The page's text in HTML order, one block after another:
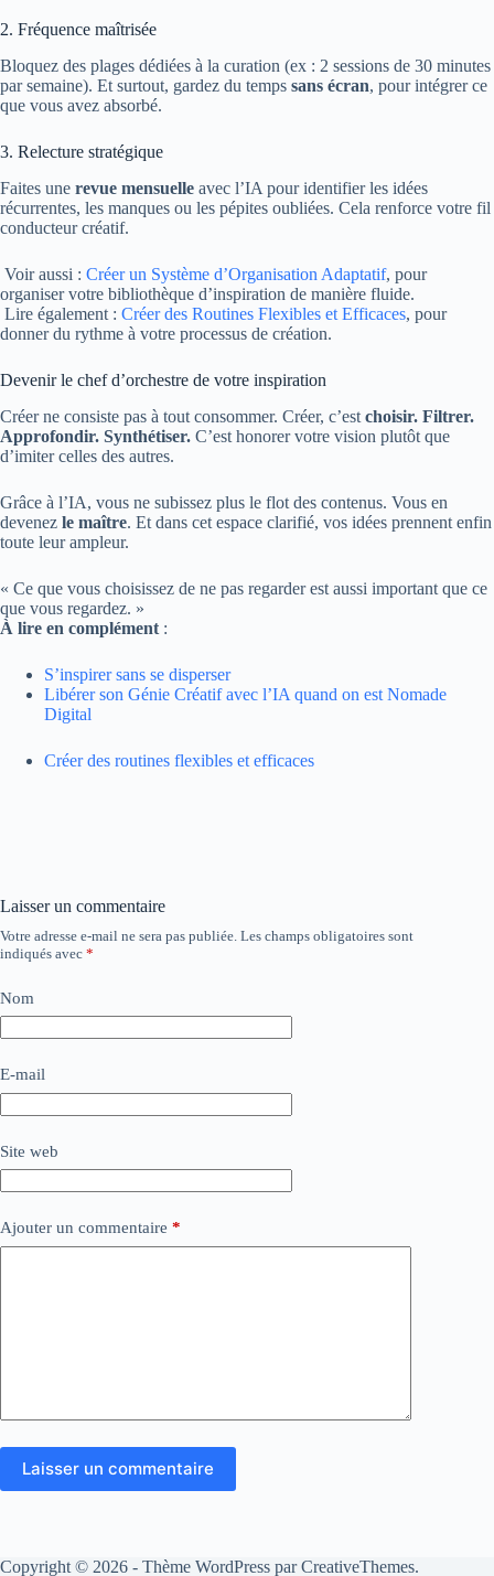
2. Fréquence maîtrisée
Bloquez des plages dédiées à la curation (ex : 2 sessions de 30 minutes
par semaine). Et surtout, gardez du temps sans écran, pour intégrer ce
que vous avez absorbé.
3. Relecture stratégique
Faites une revue mensuelle avec l’IA pour identifier les idées
récurrentes, les manques ou les pépites oubliées. Cela renforce votre fil
conducteur créatif.
Voir aussi : Créer un Système d’Organisation Adaptatif, pour
organiser votre bibliothèque d’inspiration de manière fluide.
Lire également : Créer des Routines Flexibles et Efficaces, pour
donner du rythme à votre processus de création.
Devenir le chef d’orchestre de votre inspiration
Créer ne consiste pas à tout consommer. Créer, c’est choisir. Filtrer.
Approfondir. Synthétiser. C’est honorer votre vision plutôt que
d’imiter celles des autres.
Grâce à l’IA, vous ne subissez plus le flot des contenus. Vous en
devenez le maître. Et dans cet espace clarifié, vos idées prennent enfin
toute leur ampleur.
« Ce que vous choisissez de ne pas regarder est aussi important que ce
que vous regardez. »
À lire en complément :
S’inspirer sans se disperser
Libérer son Génie Créatif avec l’IA quand on est Nomade
Digital
Créer des routines flexibles et efficaces
Laisser un commentaire
Votre adresse e-mail ne sera pas publiée. Les champs obligatoires sont
indiqués avec *
Nom
E-mail
Site web
Ajouter un commentaire *
Laisser un commentaire
Copyright © 2026 - Thème WordPress parCreativeThemes.